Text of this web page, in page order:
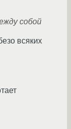
собой
всяких